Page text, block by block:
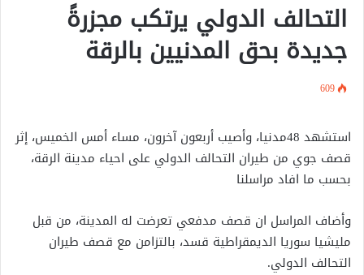
التحالف الدولي يرتكب مجزرةً
جديدة بحق المدنيين بالرقة
609
استشهد 48مدنيا، وأصيب أربعون آخرون، مساء أمس الخميس، إثر
قصف جوي من طيران التحالف الدولي على احياء مدينة الرقة،
بحسب ما افاد مراسلنا
وأضاف المراسل ان قصف مدفعي تعرضت له المدينة، من قبل
مليشيا سوريا الديمقراطية قسد، بالتزامن مع قصف طيران
التحالف الدولي.